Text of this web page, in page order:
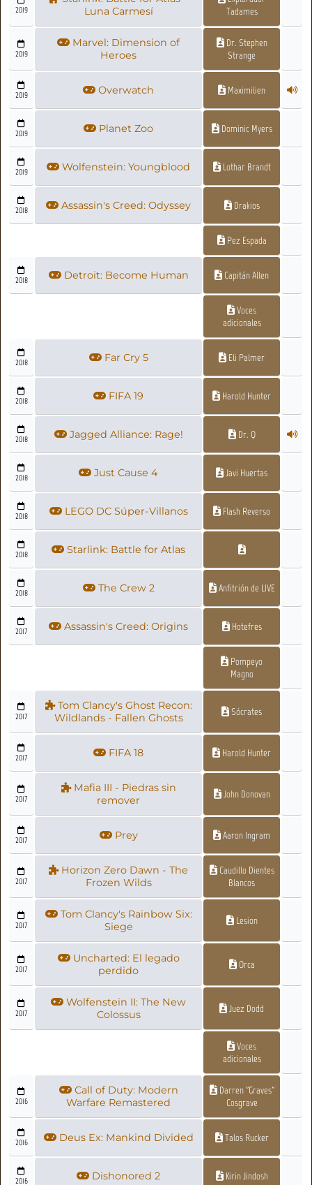
2019
Luna Carmesí
Tadames
2019
Marvel: Dimension of
Heroes
Dr. Stephen
Strange
2019 Overwatch Maximilien
2019 Planet Zoo Dominic Myers
2019 Wolfenstein: Youngblood Lothar Brandt
2018 Assassin's Creed: Odyssey Drakios
Pez Espada
2018 Detroit: Become Human Capitán Allen
Voces
adicionales
2018 Far Cry 5 Eli Palmer
2018 FIFA 19 Harold Hunter
2018 Jagged Alliance: Rage! Dr. Q
2018 Just Cause 4 Javi Huertas
2018 LEGO DC Súper-Villanos Flash Reverso
2018 Starlink: Battle for Atlas
2018 The Crew 2 Anfitrión de LIVE
2017 Assassin's Creed: Origins Hotefres
Pompeyo
Magno
2017
Tom Clancy's Ghost Recon:
Wildlands - Fallen Ghosts
Sócrates
2017 FIFA 18 Harold Hunter
2017
Mafia III - Piedras sin
remover
John Donovan
2017 Prey Aaron Ingram
2017
Horizon Zero Dawn - The
Frozen Wilds
Caudillo Dientes
Blancos
2017
Tom Clancy's Rainbow Six:
Siege
Lesion
2017
Uncharted: El legado
perdido
Orca
2017
Wolfenstein II: The New
Colossus
Juez Dodd
Voces
adicionales
2016
Call of Duty: Modern
Warfare Remastered
Darren "Graves"
Cosgrave
2016 Deus Ex: Mankind Divided Talos Rucker
2016 Dishonored 2 Kirin Jindosh